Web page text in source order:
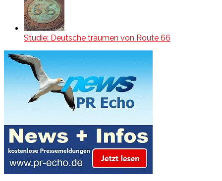
Studie: Deutsche träumen von Route 66